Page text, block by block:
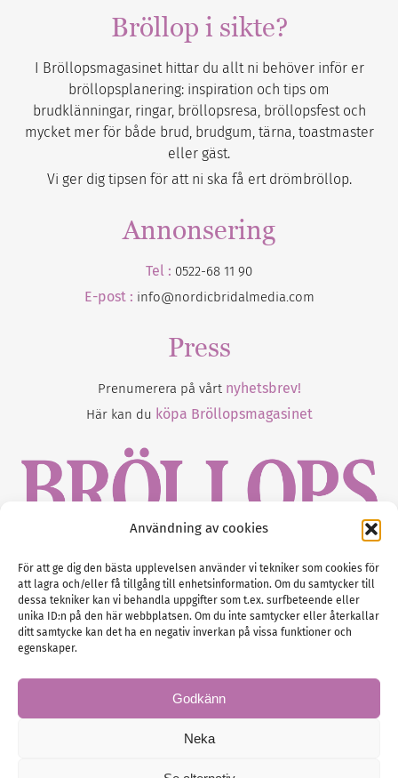
Användning av cookies
För att ge dig den bästa upplevelsen använder vi tekniker som cookies för
att lagra och/eller få tillgång till enhetsinformation. Om du samtycker till
dessa tekniker kan vi behandla uppgifter som t.ex. surfbeteende eller
unika ID:n på den här webbplatsen. Om du inte samtycker eller återkallar
ditt samtycke kan det ha en negativ inverkan på vissa funktioner och
egenskaper.
Godkänn
Neka
Bröllop i sikte?
I Bröllopsmagasinet hittar du allt ni behöver inför er
bröllopsplanering: inspiration och tips om
brudklänningar, ringar, bröllopsresa, bröllopsfest och
mycket mer för både brud, brudgum, tärna, toastmaster
eller gäst.
Vi ger dig tipsen för att ni ska få ert drömbröllop.
Annonsering
Tel : 0522-68 11 90
E-post : info@nordicbridalmedia.com
Press
Prenumerera på vårt nyhetsbrev!
Här kan du köpa Bröllopsmagasinet
Gustaf Mattssons väg 2, 451 50 Uddevalla
Tel :0522-68 11 90
E-post:info@nordicbridalmedia.com